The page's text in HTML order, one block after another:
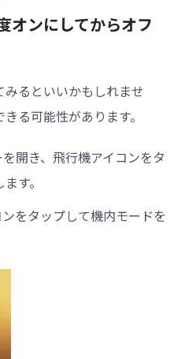
オンにしてからオフ
るといいかもしれませ
る可能性があります。
開き、飛行機アイコンをタ
す。
をタップして機内モードを